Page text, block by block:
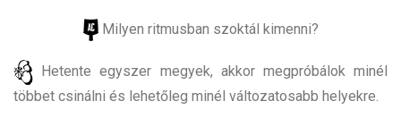
Milyen ritmusban szoktál kimenni?
Hetente egyszer megyek, akkor megpróbálok minél
többet csinálni és lehetőleg minél változatosabb helyekre.